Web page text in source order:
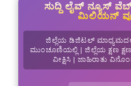
ಸುದ್ದಿ ಲೈವ್ ನ್ಯೂಸ್
ಮಿಲಿಯನ್
ಜಿಲ್ಲೆಯ ಡಿಜಿಟಲ್ ಮಾಧ್ಯಮದಲ್ಲಿ
ಮುಂಚೂಣಿಯಲ್ಲಿ | ಜಿಲ್ಲೆಯ ಕ್ಷಣ
ವೀಕ್ಷಿಸಿ | ಜಾಹಿರಾತು